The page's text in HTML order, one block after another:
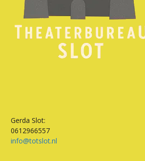
Gerda Slot:
0612966557
info@totslot.nl